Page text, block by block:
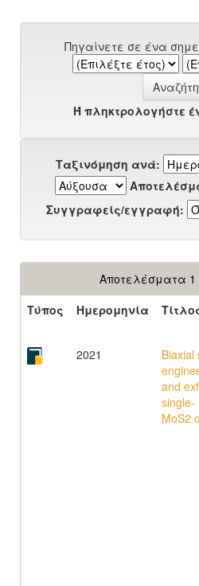
Πηγαίνετε σε ένα
Ή πληκτρολογήστε
Ταξινόμηση ανά:
Συγγραφείς/εγγραφή:
Αποτελέσματα 1
Τύπος
Ημερομηνία
2021
Biaxial
and
single-
MoS2